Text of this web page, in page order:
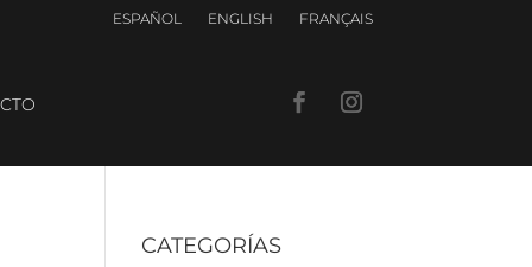
ESPAÑOL ENGLISH FRANÇAIS
CATEGORÍAS